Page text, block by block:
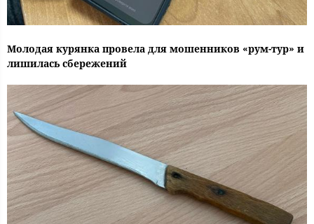
Молодая курянка провела для мошенников «рум-тур» и
лишилась сбережений